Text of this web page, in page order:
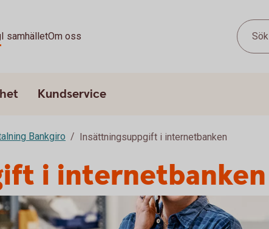
I samhälletOm oss Sök
Kundservice
Bankgiro Insättningsuppgift i internetbanken
i internetbanken